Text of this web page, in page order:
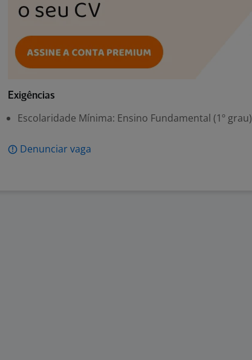
Exigências
Escolaridade Mínima: Ensino Fundamental (1º grau)
Denunciar vaga